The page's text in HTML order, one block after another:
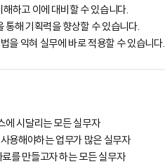
하고 이에 대비할 수 있습니다.
통해 기획력을 향상할 수 있습니다.
을 익혀 실무에 바로 적용할 수 있습니다.
에 시달리는 모든 실무자
용해야하는 업무가 많은 실무자
를 만들고자 하는 모든 실무자